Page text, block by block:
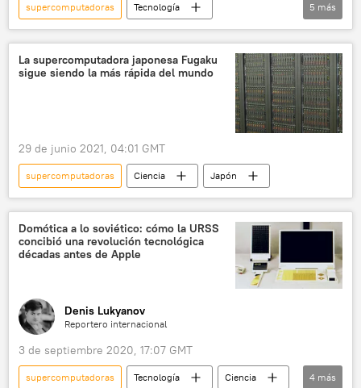
supercomputadoras
Tecnología
computadoras
Huawei
superordenadores
🏛️ Compañías
inteligencia artificial
5 más
La supercomputadora japonesa Fugaku
sigue siendo la más rápida del mundo
29 de junio 2021, 04:01 GMT
supercomputadoras Ciencia Japón
Domótica a lo soviético: cómo la URSS
concibió una revolución tecnológica
décadas antes de Apple
Denis Lukyanov
Reportero internacional
3 de septiembre 2020, 17:07 GMT
supercomputadoras Tecnología
Ciencia
4 más